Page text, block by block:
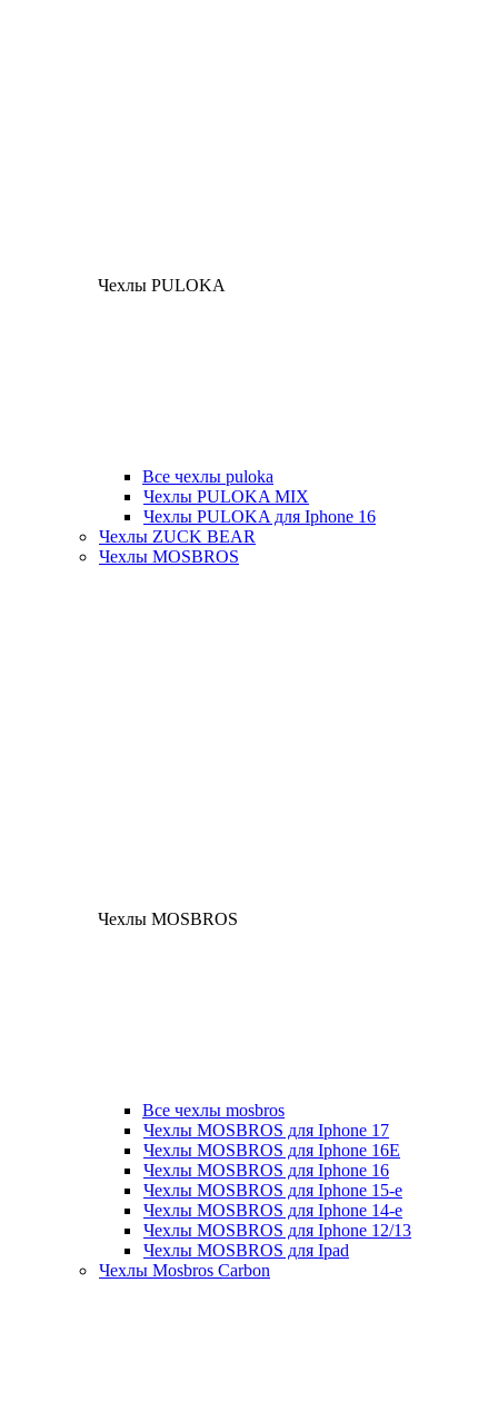
Чехлы PULOKA
Все чехлы puloka
Чехлы PULOKA MIX
Чехлы PULOKA для Iphone 16
Чехлы ZUCK BEAR
Чехлы MOSBROS
Чехлы MOSBROS
Все чехлы mosbros
Чехлы MOSBROS для Iphone 17
Чехлы MOSBROS для Iphone 16E
Чехлы MOSBROS для Iphone 16
Чехлы MOSBROS для Iphone 15-е
Чехлы MOSBROS для Iphone 14-е
Чехлы MOSBROS для Iphone 12/13
Чехлы MOSBROS для Ipad
Чехлы Mosbros Carbon